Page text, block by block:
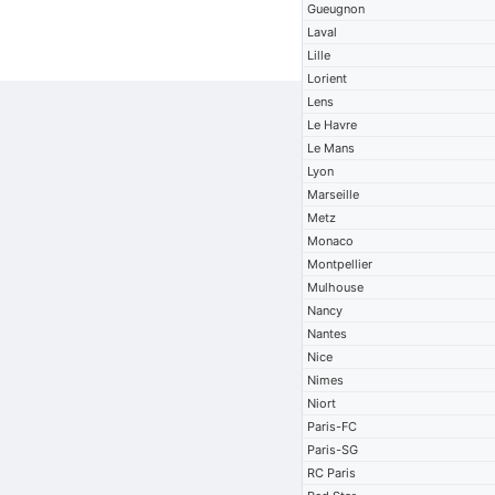
Gueugnon
Laval
Lille
Lorient
Lens
Le Havre
Le Mans
Lyon
Marseille
Metz
Monaco
Montpellier
Mulhouse
Nancy
Nantes
Nice
Nimes
Niort
Paris-FC
Paris-SG
RC Paris